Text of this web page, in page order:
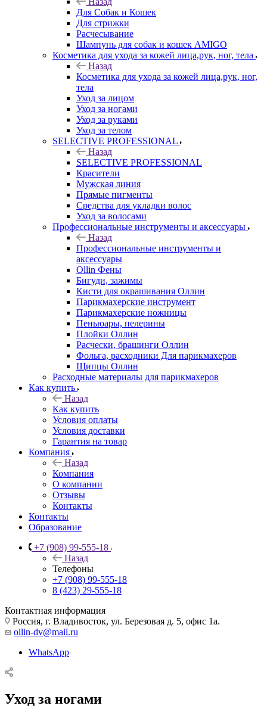
Для Собак и Кошек
Для стрижки
Расчесывание
Шампунь для собак и кошек AMIGO
Косметика для ухода за кожей лица,рук, ног, тела
Назад
Косметика для ухода за кожей лица,рук, ног,
тела
Уход за лицом
Уход за ногами
Уход за руками
Уход за телом
SELECTIVE PROFESSIONAL
Назад
SELECTIVE PROFESSIONAL
Красители
Мужская линия
Прямые пигменты
Средства для укладки волос
Уход за волосами
Профессиональные инструменты и аксессуары
Назад
Профессиональные инструменты и
аксессуары
Ollin Фены
Бигуди, зажимы
Кисти для окрашивания Оллин
Парикмахерские инструмент
Парикмахерские ножницы
Пеньюары, пелерины
Плойки Оллин
Расчески, брашинги Оллин
Фольга, расходники Для парикмахеров
Щипцы Оллин
Расходные материалы для парикмахеров
Как купить
Назад
Как купить
Условия оплаты
Условия доставки
Гарантия на товар
Компания
Назад
Компания
О компании
Отзывы
Контакты
Контакты
Образование
+7 (908) 99-555-18
Назад
Телефоны
+7 (908) 99-555-18
8 (423) 29-555-18
Контактная информация
Россия, г. Владивосток, ул. Березовая д. 5, офис 1а.
ollin-dv@mail.ru
WhatsApp
Уход за ногами